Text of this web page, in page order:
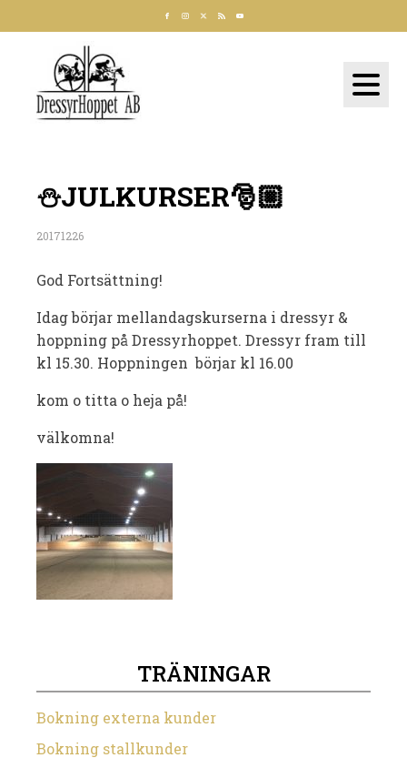
⛄️JULKURSER🎅🏼
20171226
God Fortsättning!
Idag börjar mellandagskurserna i dressyr &
hoppning på Dressyrhoppet. Dressyr fram till
kl 15.30. Hoppningen börjar kl 16.00
kom o titta o heja på!
välkomna!
TRÄNINGAR
Bokning externa kunder
Bokning stallkunder